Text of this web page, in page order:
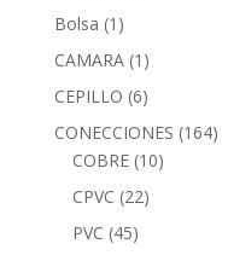
Bolsa (1)
CAMARA (1)
CEPILLO (6)
CONECCIONES (164)
COBRE (10)
CPVC (22)
PVC (45)